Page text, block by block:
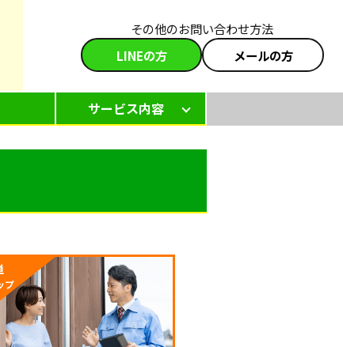
その他のお問い合わせ方法
LINEの方
メールの方
サービス内容